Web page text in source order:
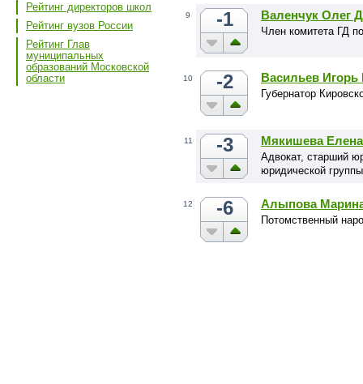
Рейтинг директоров школ
Рейтинг вузов России
Рейтинг Глав
муниципальных
образований Московской
области
9 -1 Валенчук Олег
Член комитета ГД
10 -2 Васильев
Губернатор
11 -3 Мякишева Елена
Адвокат, старший
юридической
12 -6 Алыпова
Потомственный